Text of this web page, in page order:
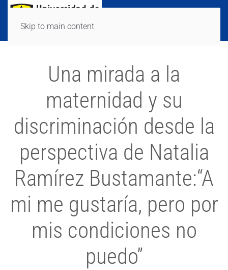
Skip to main content
Una mirada a la
maternidad y su
discriminación desde la
perspectiva de Natalia
Ramírez Bustamante:“A
mi me gustaría, pero por
mis condiciones no
puedo”